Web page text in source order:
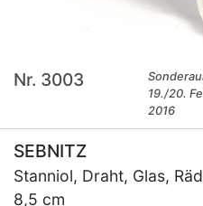
Nr. 3003
19./20.
2016
SEBNITZ
Stanniol, Draht, Glas,
8,5 cm